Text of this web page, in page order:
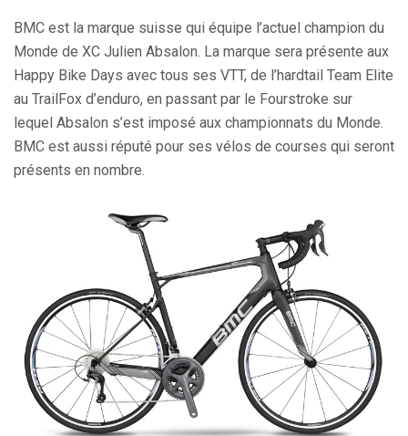
BMC est la marque suisse qui équipe l’actuel champion du
Monde de XC Julien Absalon. La marque sera présente aux
Happy Bike Days avec tous ses VTT, de l’hardtail Team Elite
au TrailFox d’enduro, en passant par le Fourstroke sur
lequel Absalon s’est imposé aux championnats du Monde.
BMC est aussi réputé pour ses vélos de courses qui seront
présents en nombre.